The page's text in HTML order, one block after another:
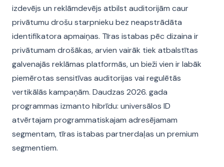
izdevējs un reklāmdevējs atbilst auditorijām caur
privātumu drošu starpnieku bez neapstrādāta
identifikatora apmaiņas. Tīras istabas pēc dizaina ir
privātumam drošākas, arvien vairāk tiek atbalstītas
galvenajās reklāmas platformās, un bieži vien ir labāk
piemērotas sensitīvas auditorijas vai regulētās
vertikālās kampaņām. Daudzas 2026. gada
programmas izmanto hibrīdu: universālos ID
atvērtajam programmatiskajam adresējamam
segmentam, tīras istabas partnerdaļas un premium
segmentiem.